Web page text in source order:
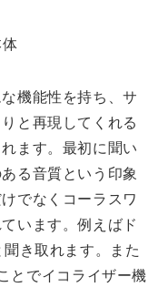
機能性を持ち、サ
と再現してくれる
ます。最初に聞い
る音質という印象
でなくコーラスワ
います。例えばド
き取れます。また
とでイコライザー機